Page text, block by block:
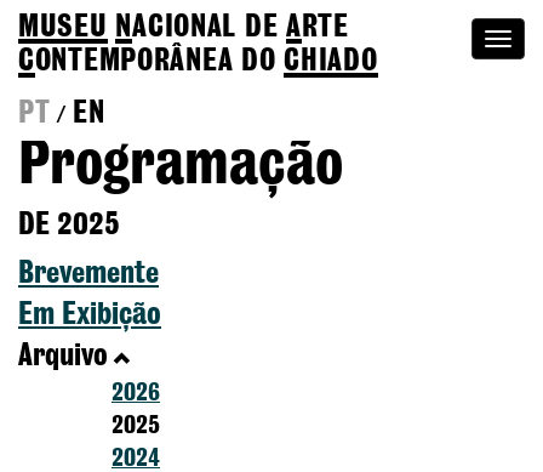
MUSEU NACIONAL DEA RTE
CONTEMPORÂNEA DOCHIADO
PT
/ EN
Programação
DE 2025
Brevemente
Em Exibição
Arquivo
2026
2025
2024